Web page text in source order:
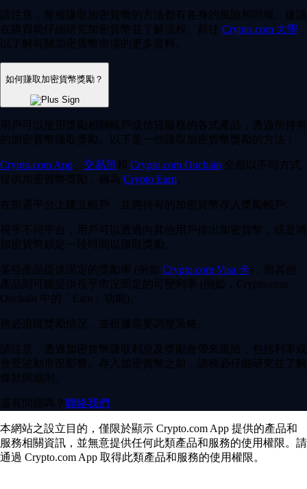
請注意，每種賺取加密貨幣的方法都有各身的風險和回報。建議
在購買前仔細研究加密貨幣並了解流程。前往 Crypto.com 大學
以了解有關加密貨幣市場的更多資料。
如何賺取加密貨幣獎勵？
用戶可以使用獎勵相關帳戶或信貸服務的各式產品，透過所持有
的加密貨幣賺取獎勵。以下是一些賺取加密貨幣獎勵的方法：
Crypto.com App 交易所和 Crypto.com Onchain 全都以不同方式
提供加密貨幣獎勵，稱為 Crypto Earn
在所選平台上建立帳戶，並將持有的加密貨幣存入獎勵帳戶。
視乎不同平台，用戶可以透過向其他用戶借出加密貨幣，或是將
加密貨幣鎖定一段時間以賺取獎勵。
某些產品提供固定的獎勵率 (例如 Crypto.com Visa 卡)，而其他
產品則可能提供視乎市況而定的可變利率 (例如，Crypto.com
Onchain 中的「Earn」功能)。
務必追蹤獎勵情況，並根據需要調整策略。
請注意，透過加密貨幣賺取利息及獎勵會帶來風險，包括利率或
會受波動市況影響。存入加密貨幣之前，請務必仔細研究並了解
條款與細則。
還有問題嗎？ 聯絡我們
本網站之設立目的，僅限於顯示 Crypto.com App 提供的產品和
服務相關資訊，並無意提供任何此類產品和服務的使用權限。請
通過 Crypto.com App 取得此類產品和服務的使用權限。